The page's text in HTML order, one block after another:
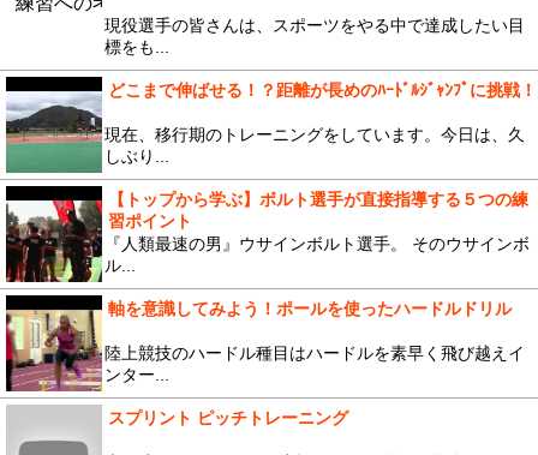
現役選手の皆さんは、スポーツをやる中で達成したい目
標をも...
どこまで伸ばせる！？距離が長めのﾊｰﾄﾞﾙｼﾞｬﾝﾌﾟに挑戦！
現在、移行期のトレーニングをしています。今日は、久
しぶり...
【トップから学ぶ】ボルト選手が直接指導する５つの練
習ポイント
『人類最速の男』ウサインボルト選手。 そのウサインボ
ル...
軸を意識してみよう！ポールを使ったハードルドリル
陸上競技のハードル種目はハードルを素早く飛び越えイ
ンター...
スプリント ピッチトレーニング